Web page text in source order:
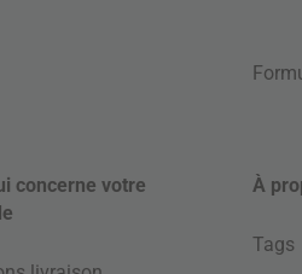
concerne votre
À
Tags